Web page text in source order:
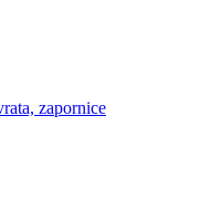
zapornice